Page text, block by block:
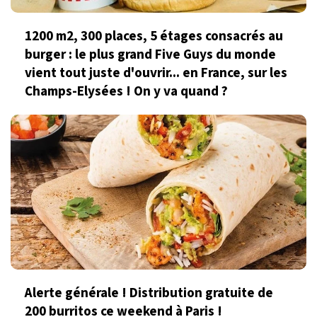
1200 m2, 300 places, 5 étages consacrés au
burger : le plus grand Five Guys du monde
vient tout juste d'ouvrir... en France, sur les
Champs-Elysées ! On y va quand ?
Alerte générale ! Distribution gratuite de
200 burritos ce weekend à Paris !